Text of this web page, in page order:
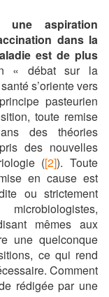
une aspiration
dans la
est de plus
« débat sur la
s’oriente vers
pasteurien
toute remise
des théories
des nouvelles
([2]). Toute
en cause est
ou strictement
mêmes aux
une quelconque
ce qui rend
Comment
rédigée par une